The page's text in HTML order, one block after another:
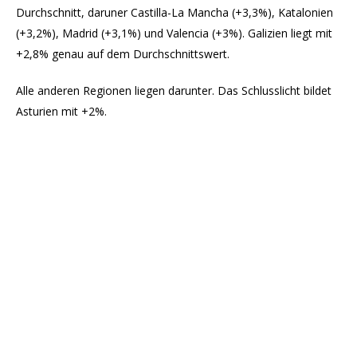
Durchschnitt, daruner Castilla-La Mancha (+3,3%), Katalonien
(+3,2%), Madrid (+3,1%) und Valencia (+3%). Galizien liegt mit
+2,8% genau auf dem Durchschnittswert.
Alle anderen Regionen liegen darunter. Das Schlusslicht bildet
Asturien mit +2%.